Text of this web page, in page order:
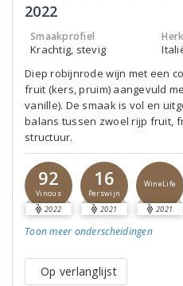
2022
Smaakprofiel
Krachtig, stevig
Diep robijnrode wijn met een
fruit (kers, pruim) aangevuld
vanille). De smaak is vol en
balans tussen zwoel rijp fruit,
structuur.
92
Vinous
2022
16
Perswijn
2021
WineLife
2021
Toon meer onderscheidingen
Op verlanglijst